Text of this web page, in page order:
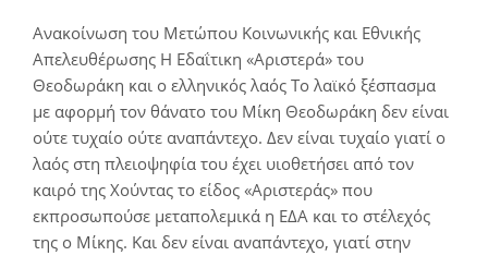
Ανακοίνωση του Μετώπου Κοινωνικής και Εθνικής
Απελευθέρωσης Η Εδαΐτικη «Αριστερά» του
Θεοδωράκη και ο ελληνικός λαός Το λαϊκό ξέσπασμα
με αφορμή τον θάνατο του Μίκη Θεοδωράκη δεν είναι
ούτε τυχαίο ούτε αναπάντεχο. Δεν είναι τυχαίο γιατί ο
λαός στη πλειοψηφία του έχει υιοθετήσει από τον
καιρό της Χούντας το είδος «Αριστεράς» που
εκπροσωπούσε μεταπολεμικά η ΕΔΑ και το στέλεχός
της ο Μίκης. Και δεν είναι αναπάντεχο, γιατί στην